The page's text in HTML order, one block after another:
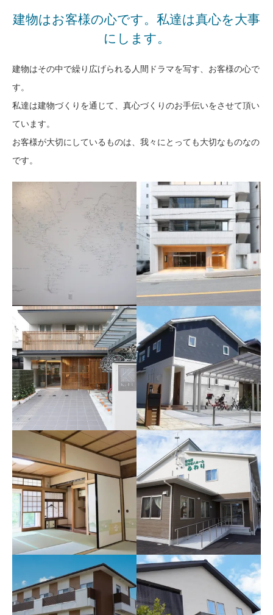
建物はお客様の心です。私達は真心を大事
にします。
建物はその中で繰り広げられる人間ドラマを写す、お客様の心で
す。
私達は建物づくりを通じて、真心づくりのお手伝いをさせて頂い
ています。
お客様が大切にしているものは、我々にとっても大切なものなの
です。
O様邸
木造2階建て 5LDK＋ﾕｰﾃｨﾘﾃ
ｨｰ
大手通りオフィス
SRC造10階建 オフィスビル
改修
ゲストハウス KeFU stay
& lounge
S造3階建 ゲストハウス
A様邸
木造2階建て 3LDK＋畳ｺｰﾅｰ
（3帖）